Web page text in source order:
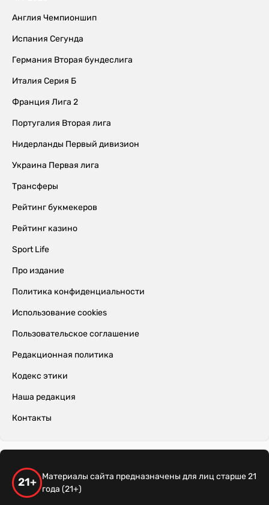
Англия Чемпионшип
Испания Сегунда
Германия Вторая бундеслига
Италия Серия Б
Франция Лига 2
Португалия Вторая лига
Нидерланды Первый дивизион
Украина Первая лига
Трансферы
Рейтинг букмекеров
Рейтинг казино
Sport Life
Про издание
Политика конфиденциальности
Использование cookies
Пользовательское соглашение
Редакционная политика
Кодекс этики
Наша редакция
Контакты
21+
Материалы сайта предназначены для лиц старше 21
года (21+)